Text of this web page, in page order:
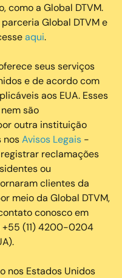
como a Global DTVM.
Global DTVM e
aqui.
seus serviços
e de acordo com
aos EUA. Esses
são
outra instituição
nosAvisos Legais -
reclamações
ou
clientes da
meio da Global DTVM,
conosco em
(11) 4200-0204
nos Estados Unidos